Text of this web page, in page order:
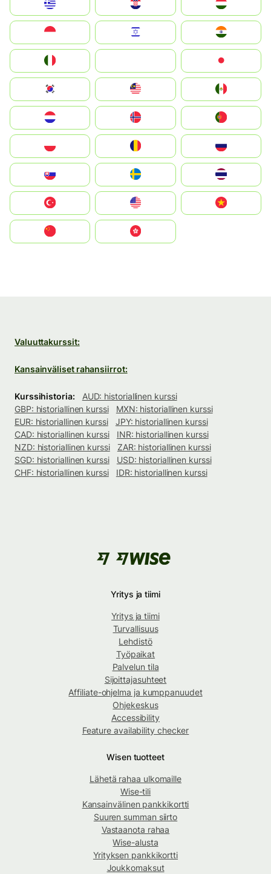
Magyarország
South Korea
United States
中國香港特別行政區
Valuuttakurssit:
Kansainväliset rahansiirrot:
Kurssihistoria:
AUD: historiallinen kurssi
GBP: historiallinen kurssi
MXN: historiallinen kurssi
EUR: historiallinen kurssi
JPY: historiallinen kurssi
CAD: historiallinen kurssi
INR: historiallinen kurssi
NZD: historiallinen kurssi
ZAR: historiallinen kurssi
SGD: historiallinen kurssi
USD: historiallinen kurssi
CHF: historiallinen kurssi
IDR: historiallinen kurssi
Yritys ja tiimi
Yritys ja tiimi
Turvallisuus
Lehdistö
Työpaikat
Palvelun tila
Sijoittajasuhteet
Affiliate-ohjelma ja kumppanuudet
Ohjekeskus
Accessibility
Feature availability checker
Wisen tuotteet
Lähetä rahaa ulkomaille
Wise-tili
Kansainvälinen pankkikortti
Suuren summan siirto
Vastaanota rahaa
Wise-alusta
Yrityksen pankkikortti
Joukkomaksut